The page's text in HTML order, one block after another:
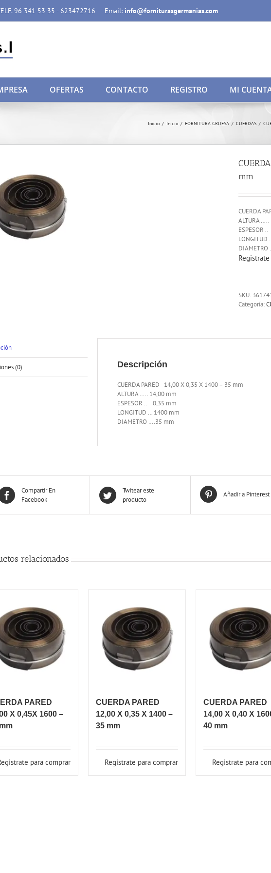
96 341 53 35 - 623472716 Email: info@forniturasgermanias.com
OFERTAS CONTACTO REGISTRO MI
Inicio / Inicio / FORNITURA GRUESA / CUERDAS /
mm
CUERDA
ALTURA
ESPESOR
SKU:
Categoría:
(0) Descripción
CUERDA PARED 14,00 X 0,35 X 1400 – 35 mm
ALTURA ….. 14,00 mm
ESPESOR .. 0,35 mm
LONGITUD … 1400 mm
DIAMETRO ….35 mm
Compartir En
Facebook
Twitear este
producto
Añadir a Pinterest
relacionados
PARED
X 0,45X 1600 –
para comprar
CUERDA PARED
12,00 X 0,35 X 1400 –
35 mm
Registrate para comprar
CUERDA PARED
14,00 X 0,40 X
40 mm
Registrate para